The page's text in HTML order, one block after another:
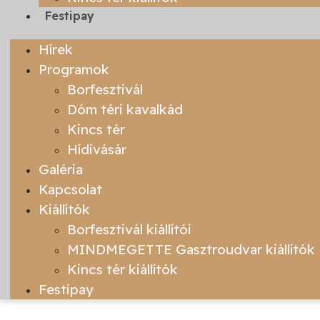
Festipay
Hírek
Programok
Borfesztivál
Dóm téri kavalkád
Kincs tér
Hídivásár
Galéria
Kapcsolat
Kiállítók
Borfesztivál kiállítói
MINDMEGETTE Gasztroudvar kiállítók
Kincs tér kiállítók
Festipay